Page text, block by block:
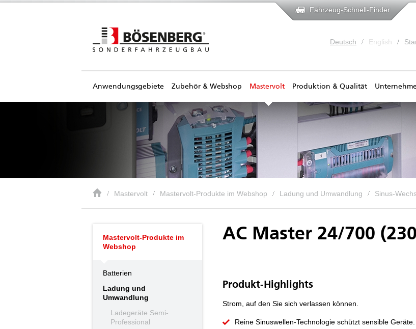
Fahrzeug-Schnell-Finder
Deutsch English
Anwendungsgebiete Zubehör & Webshop Mastervolt Produktion & Qualität
Mastervolt Mastervolt-Produkte im Webshop Ladung und Umwandlung Sinus-
Mastervolt-Produkte im
Webshop
Batterien
Ladung und
Umwandlung
Ladegeräte Semi-
Professional
AC Master 24/700
Produkt-Highlights
Strom, auf den Sie sich verlassen können.
Reine Sinuswellen-Technologie schützt sensible Geräte.